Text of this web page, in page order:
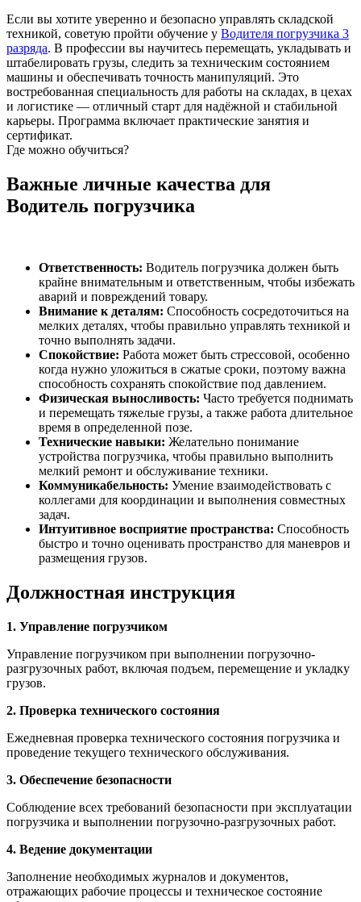
Если вы хотите уверенно и безопасно управлять складской
техникой, советую пройти обучение у Водителя погрузчика 3
разряда. В профессии вы научитесь перемещать, укладывать и
штабелировать грузы, следить за техническим состоянием
машины и обеспечивать точность манипуляций. Это
востребованная специальность для работы на складах, в цехах
и логистике — отличный старт для надёжной и стабильной
карьеры. Программа включает практические занятия и
сертификат.
Где можно обучиться?
Важные личные качества для
Водитель погрузчика
Ответственность: Водитель погрузчика должен быть
крайне внимательным и ответственным, чтобы избежать
аварий и повреждений товару.
Внимание к деталям: Способность сосредоточиться на
мелких деталях, чтобы правильно управлять техникой и
точно выполнять задачи.
Спокойствие: Работа может быть стрессовой, особенно
когда нужно уложиться в сжатые сроки, поэтому важна
способность сохранять спокойствие под давлением.
Физическая выносливость: Часто требуется поднимать
и перемещать тяжелые грузы, а также работа длительное
время в определенной позе.
Технические навыки: Желательно понимание
устройства погрузчика, чтобы правильно выполнить
мелкий ремонт и обслуживание техники.
Коммуникабельность: Умение взаимодействовать с
коллегами для координации и выполнения совместных
задач.
Интуитивное восприятие пространства: Способность
быстро и точно оценивать пространство для маневров и
размещения грузов.
Должностная инструкция
1. Управление погрузчиком
Управление погрузчиком при выполнении погрузочно-
разгрузочных работ, включая подъем, перемещение и укладку
грузов.
2. Проверка технического состояния
Ежедневная проверка технического состояния погрузчика и
проведение текущего технического обслуживания.
3. Обеспечение безопасности
Соблюдение всех требований безопасности при эксплуатации
погрузчика и выполнении погрузочно-разгрузочных работ.
4. Ведение документации
Заполнение необходимых журналов и документов,
отражающих рабочие процессы и техническое состояние